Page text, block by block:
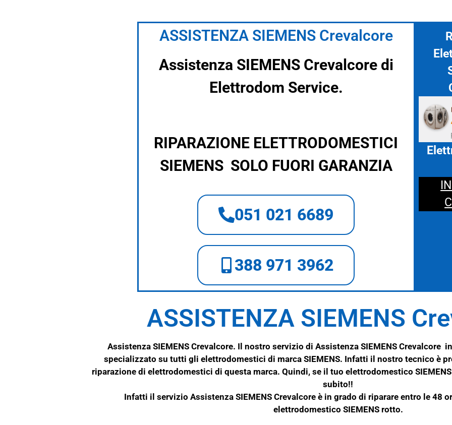
ASSISTENZA SIEMENS Crevalcore
Assistenza SIEMENS Crevalcore di
Elettrodom Service.
RIPARAZIONE ELETTRODOMESTICI
SIEMENS SOLO FUORI GARANZIA
051 021 6689
388 971 3962
ASSISTENZA SIEMENS
Assistenza SIEMENS Crevalcore. Il nostro servizio di Assistenza SIEMENS Crevalcore
specializzato su tutti gli elettrodomestici di marca SIEMENS. Infatti il nostro tecnico è
riparazione di elettrodomestici di questa marca. Quindi, se il tuo elettrodomestico SIEMENS
subito!!
Infatti il servizio Assistenza SIEMENS Crevalcore è in grado di riparare entro le 48
elettrodomestico SIEMENS rotto.